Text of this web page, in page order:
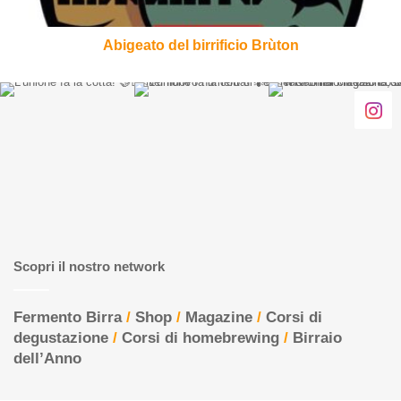
Abigeato del birrificio Brùton
Scopri il nostro network
Fermento Birra/ Shop / Magazine / Corsi di
degustazione / Corsi di homebrewing / Birraio
dell’Anno